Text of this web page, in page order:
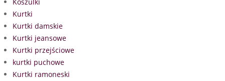
Kurtki
Kurtki damskie
Kurtki jeansowe
Kurtki przejściowe
kurtki puchowe
Kurtki ramoneski